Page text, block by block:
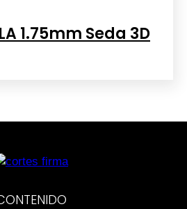
1.75mm Seda 3D